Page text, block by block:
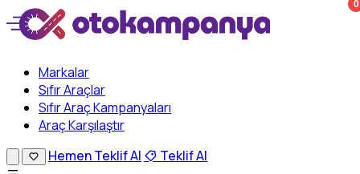
Markalar
Sıfır Araçlar
Sıfır Araç Kampanyaları
Araç Karşılaştır
0
Hemen Teklif Al Teklif Al